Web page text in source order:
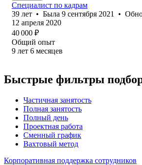
Специалист по кадрам
39 лет • Была 9 сентября 2021 •
12 апреля 2020
40 000 ₽
Общий опыт
9 лет 6 месяцев
Быстрые фильтры
Частичная занятость
Полная занятость
Полный день
Проектная работа
Сменный график
Вахтовый метод
Корпоративная поддержка сотрудников